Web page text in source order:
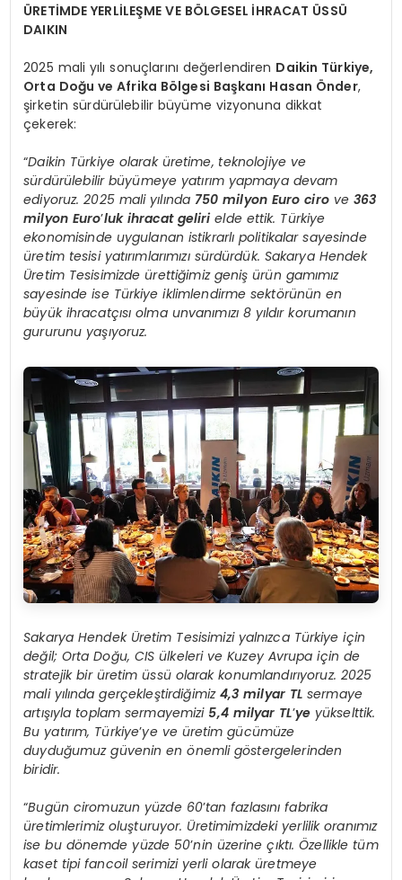
ÜRETİMDE YERLİLEŞME VE BÖLGESEL İHRACAT ÜSSÜ
DAIKIN
2025 mali yılı sonuçlarını değerlendiren Daikin Türkiye,
Orta Doğu ve Afrika Bölgesi Başkanı Hasan Önder,
şirketin sürdürülebilir büyüme vizyonuna dikkat
çekerek:
“Daikin Türkiye olarak üretime, teknolojiye ve
sürdürülebilir büyümeye yatırım yapmaya devam
ediyoruz. 2025 mali yılında 750 milyon Euro cirove 363
milyon Euro’luk ihracat gelirielde ettik. Türkiye
ekonomisinde uygulanan istikrarlı politikalar sayesinde
üretim tesisi yatırımlarımızı sürdürdük. Sakarya Hendek
Üretim Tesisimizde ürettiğimiz geniş ürün gamımız
sayesinde ise Türkiye iklimlendirme sektörünün en
büyük ihracatçısı olma unvanımızı 8 yıldır korumanın
gururunu yaşıyoruz.
Sakarya Hendek Üretim Tesisimizi yalnızca Türkiye için
değil; Orta Doğu, CIS ülkeleri ve Kuzey Avrupa için de
stratejik bir üretim üssü olarak konumlandırıyoruz. 2025
mali yılında gerçekleştirdiğimiz 4,3 milyar TL sermaye
artışıyla toplam sermayemizi 5,4 milyar TL’ye yükselttik.
Bu yatırım, Türkiye’ye ve üretim gücümüze
duyduğumuz güvenin en önemli göstergelerinden
biridir.
“Bugün ciromuzun yüzde 60’tan fazlasını fabrika
üretimlerimiz oluşturuyor. Üretimimizdeki yerlilik oranımız
ise bu dönemde yüzde 50’nin üzerine çıktı. Özellikle tüm
kaset tipi fancoil serimizi yerli olarak üretmeye